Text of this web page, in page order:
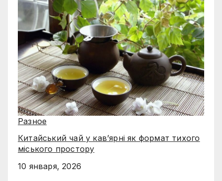
Разное
Китайський чай у кав’ярні як формат тихого
міського простору
10 января, 2026